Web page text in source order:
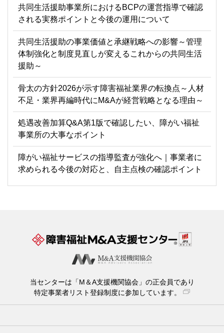
共同生活援助事業所におけるBCPの運営指導で確認
される実務ポイントと今後の運用について
共同生活援助の事業価値と承継戦略への影響～管理
体制強化と制度見直しが変えるこれからの共同生活
援助～
骨太の方針2026が示す障害福祉業界の転換点～人材
不足・業界再編時代にM&Aが経営戦略となる理由～
処遇改善加算Q&A第1版で確認したい、障がい福祉
事業所の大事なポイント
障がい福祉サービスの指導監査が強化へ｜事業者に
求められる今後の対応と、自主点検の確認ポイント
当センターは「M＆A支援機関協会」の正会員であり
特定事業者リスト登録制度に参加しています。